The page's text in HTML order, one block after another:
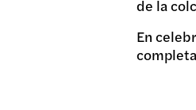
de la
En